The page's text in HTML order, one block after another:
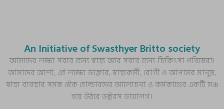
An Initiative of Swasthyer Britto society
আমাদের লক্ষ্য সবার জন্য স্বাস্থ্য আর সবার জন্য চিকিৎসা পরিষেবা।
আমাদের আশা, এই লক্ষ্যে ডাক্তার, স্বাস্থ্যকর্মী, রোগী ও আপামর মানুষ,
স্বাস্থ্য ব্যবস্থার সমস্ত স্টেক হোল্ডারদের আলোচনা ও কর্মকাণ্ডের একটি মঞ্চ
হয়ে উঠবে ডক্টরস ডায়ালগ।